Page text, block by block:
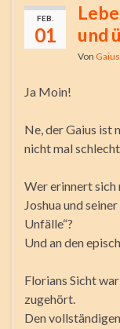
FEB.
01
und
Von Gaius
Ja Moin!
Ne, der Gaius ist
nicht mal
Wer erinnert
Joshua und
Unfälle“?
Und an den
Florians Sicht
zugehört.
Den